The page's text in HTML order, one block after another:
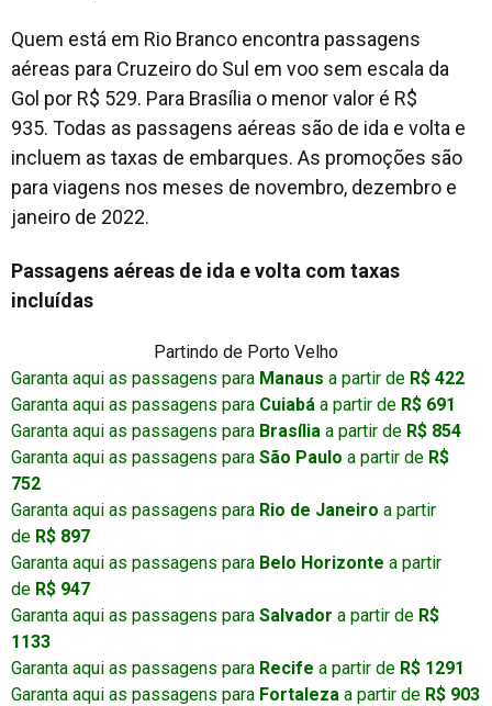
Quem está em Rio Branco encontra passagens
aéreas para Cruzeiro do Sul em voo sem escala da
Gol por R$ 529. Para Brasília o menor valor é R$
935. Todas as passagens aéreas são de ida e volta e
incluem as taxas de embarques. As promoções são
para viagens nos meses de novembro, dezembro e
janeiro de 2022.
Passagens aéreas de ida e volta com taxas
incluídas
Partindo de Porto Velho
Garanta aqui as passagens para Manaus a partir de R$ 422
Garanta aqui as passagens para Cuiabá a partir de R$ 691
Garanta aqui as passagens para Brasília a partir de R$ 854
Garanta aqui as passagens para São Paulo a partir de R$
752
Garanta aqui as passagens para Rio de Janeiro a partir
de R$ 897
Garanta aqui as passagens para Belo Horizonte a partir
de R$ 947
Garanta aqui as passagens para Salvador a partir de R$
1133
Garanta aqui as passagens para Recife a partir de R$ 1291
Garanta aqui as passagens para Fortaleza a partir de R$ 903